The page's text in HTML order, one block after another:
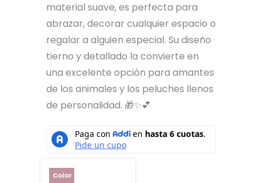
material suave, es perfecta para
abrazar, decorar cualquier espacio o
regalar a alguien especial. Su diseño
tierno y detallado la convierte en
una excelente opción para amantes
de los animales y los peluches llenos
de personalidad. 🎁✨💕
Color